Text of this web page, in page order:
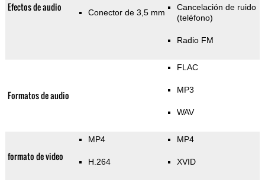
Efectos de audio Conector de 3,5 mm
Cancelación de ruido
(teléfono)
Radio FM
Formatos de audio
FLAC
MP3
WAV
formato de video
MP4
H.264
MP4
XVID